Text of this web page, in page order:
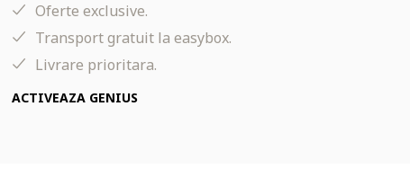
Oferte exclusive.
Transport gratuit la easybox.
Livrare prioritara.
ACTIVEAZA GENIUS